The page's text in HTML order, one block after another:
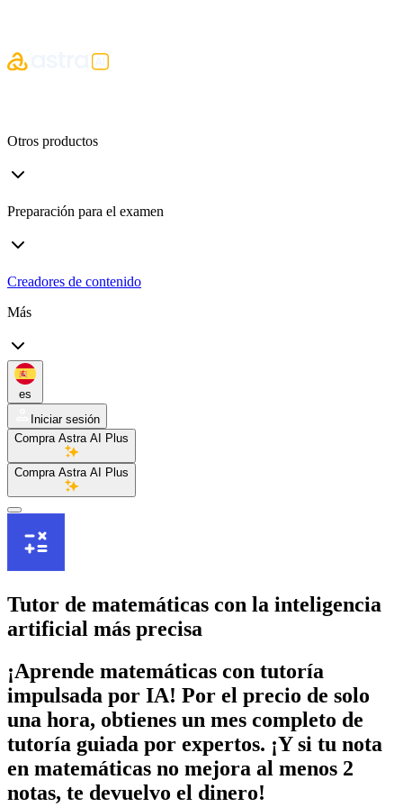
Otros productos
Preparación para el examen
Creadores de contenido
Más
es
Iniciar sesión
Compra Astra AI Plus
Compra Astra AI Plus
Tutor de matemáticas con la inteligencia
artificial más precisa
¡Aprende matemáticas con tutoría
impulsada por IA! Por el precio de solo
una hora, obtienes un mes completo de
tutoría guiada por expertos. ¡Y si tu nota
en matemáticas no mejora al menos 2
notas, te devuelvo el dinero!